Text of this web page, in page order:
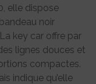
elle dispose
noir
key car offre par
lignes douces et
compactes.
indique qu’elle